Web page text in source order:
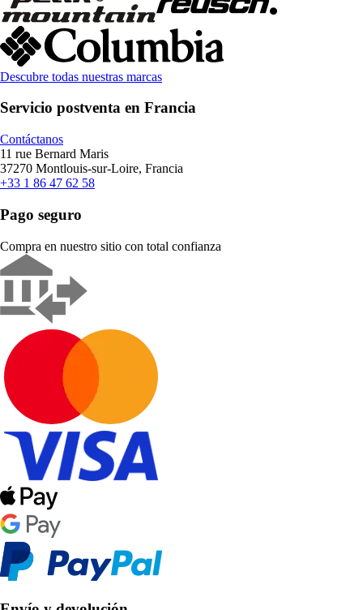
Descubre todas nuestras marcas
Servicio postventa en Francia
Contáctanos
11 rue Bernard Maris
37270 Montlouis-sur-Loire, Francia
+33 1 86 47 62 58
Pago seguro
Compra en nuestro sitio con total confianza